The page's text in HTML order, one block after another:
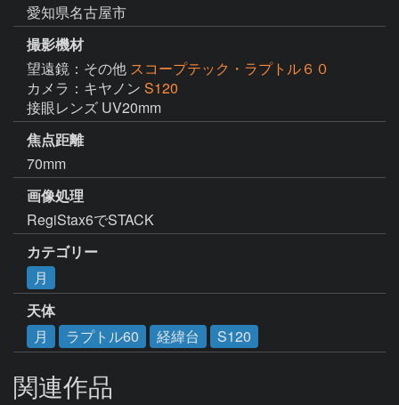
愛知県名古屋市
撮影機材
望遠鏡：その他 スコープテック・ラプトル６０
カメラ：キヤノン S120
接眼レンズ UV20mm
焦点距離
70mm
画像処理
RegiStax6でSTACK
カテゴリー
月
天体
月
ラプトル60 経緯台 S120
関連作品